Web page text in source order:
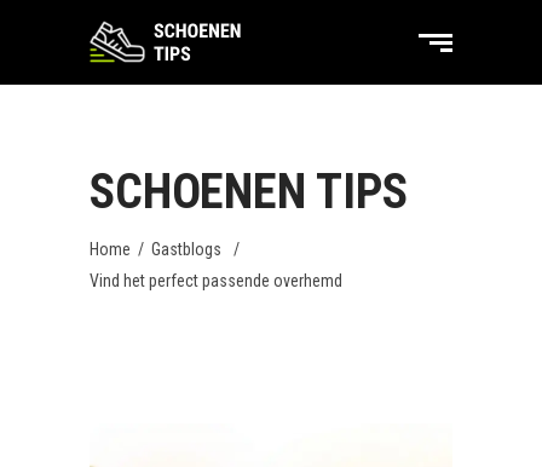
SCHOENEN TIPS
Home / Gastblogs
/
Vind het perfect passende overhemd